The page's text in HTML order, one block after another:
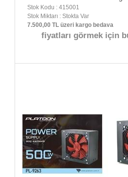
Stok Kodu : 415001
Stok Miktarı : Stokta Var
7.500,00 TL üzeri kargo bedava
fiyatları görmek için